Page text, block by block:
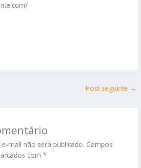
Post seguinte →
mail não será publicado. Campos
com *